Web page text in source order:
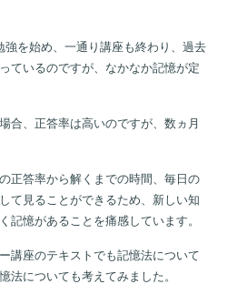
強を始め、一通り講座も終わり、過去
ているのですが、なかなか記憶が定
合、正答率は高いのですが、数ヵ月
正答率から解くまでの時間、毎日の
て見ることができるため、新しい知
記憶があることを痛感しています。
講座のテキストでも記憶法について
法についても考えてみました。